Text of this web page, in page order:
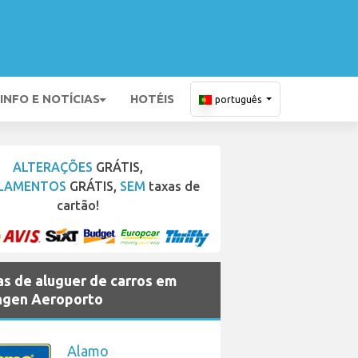
INFO E NOTÍCIAS HOTÉIS português
ALTERAÇÕES GRÁTIS,
GRÁTIS, SEM taxas de
cartão!
de aluguer de carros em
Aeroporto
Alamo